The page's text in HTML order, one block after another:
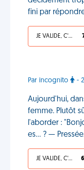
fini par
JE VALIDE, C'EST UNE VDM
Par incognito -
Aujourd'hui,
femme. Plutôt
l'aborder :
es... ? —
JE VALIDE, C'EST UNE VDM